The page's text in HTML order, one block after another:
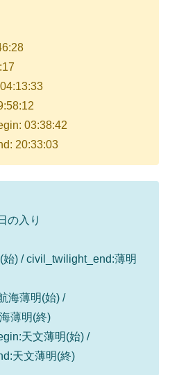
03:38:42
20:33:03
の入り
) / civil_twilight_end:薄明
海薄明(始) /
薄明(終)
天文薄明(始) /
天文薄明(終)